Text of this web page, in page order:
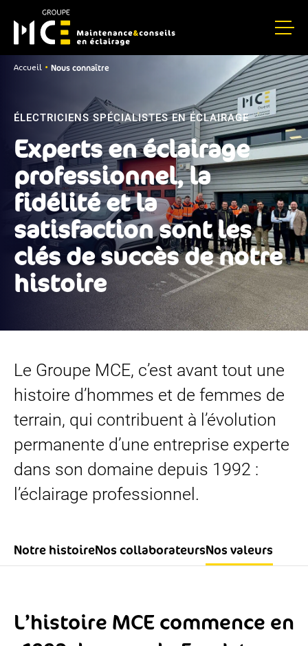
Accueil • Nous connaître
ÉLECTRICIENS SPÉCIALISTES EN ÉCLAIRAGE
Experts en éclairage
professionnel, la
fidélité et la
satisfaction sont les
clés de succès de notre
histoire
Le Groupe MCE, c’est avant tout une
histoire d’hommes et de femmes de
terrain, qui contribuent à l’évolution
permanente d’une entreprise experte
dans son domaine depuis 1992 :
l’éclairage professionnel .
Notre histoireNos collaborateursNos valeurs
L’histoire MCE commence en